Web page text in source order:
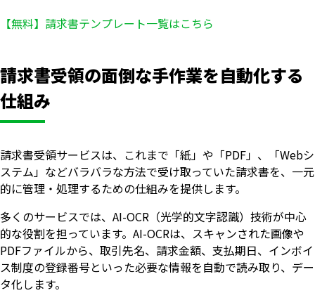
【無料】請求書テンプレート一覧はこちら
請求書受領の面倒な手作業を自動化する
仕組み
請求書受領サービスは、これまで「紙」や「PDF」、「Webシ
ステム」などバラバラな方法で受け取っていた請求書を、一元
的に管理・処理するための仕組みを提供します。
多くのサービスでは、AI-OCR（光学的文字認識）技術が中心
的な役割を担っています。AI-OCRは、スキャンされた画像や
PDFファイルから、取引先名、請求金額、支払期日、インボイ
ス制度の登録番号といった必要な情報を自動で読み取り、デー
タ化します。